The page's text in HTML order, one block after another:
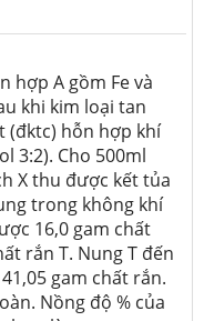
hợp A gồm Fe và
khi kim loại tan
(đktc) hỗn hợp khí
3:2). Cho 500ml
X thu được kết tủa
trong không khí
16,0 gam chất
rắn T. Nung T đến
gam chất rắn.
Nồng độ % của